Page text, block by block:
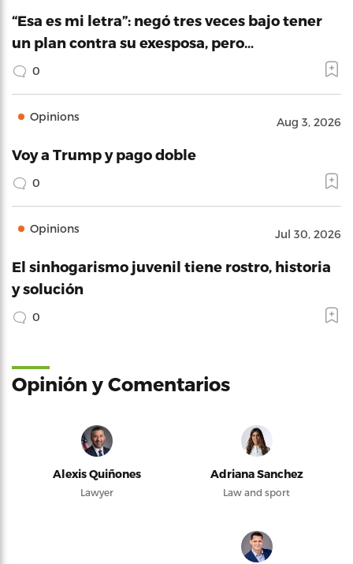
“Esa es mi letra”: negó tres veces bajo tener
un plan contra su exesposa, pero…
0
Opinions Aug 3, 2026
Voy a Trump y pago doble
0
Opinions Jul 30, 2026
El sinhogarismo juvenil tiene rostro, historia
y solución
0
Opinión y Comentarios
Alexis Quiñones
Lawyer
Adriana Sanchez
Law and sport